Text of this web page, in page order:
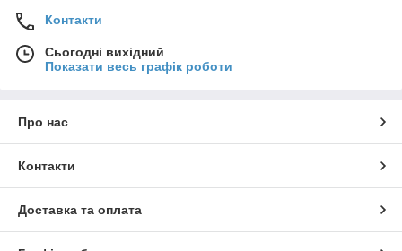
Контакти
Сьогодні вихідний
Показати весь графік роботи
Про нас
Контакти
Доставка та оплата